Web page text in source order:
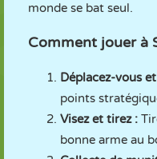
monde se bat seul.
Comment jouer à
Déplacez-vous
points
Visez et tirez :
bonne arme au